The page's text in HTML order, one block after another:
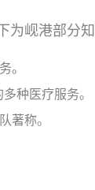
岘港部分知
。
种医疗服务。
著称。